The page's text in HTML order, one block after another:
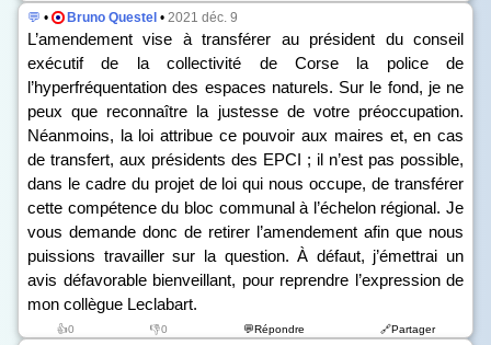
💬 • Bruno Questel • 2021 déc. 9
L’amendement vise à transférer au président du conseil
exécutif de la collectivité de Corse la police de
l’hyperfréquentation des espaces naturels. Sur le fond, je ne
peux que reconnaître la justesse de votre préoccupation.
Néanmoins, la loi attribue ce pouvoir aux maires et, en cas
de transfert, aux présidents des EPCI ; il n’est pas possible,
dans le cadre du projet de loi qui nous occupe, de transférer
cette compétence du bloc communal à l’échelon régional. Je
vous demande donc de retirer l’amendement afin que nous
puissions travailler sur la question. À défaut, j’émettrai un
avis défavorable bienveillant, pour reprendre l’expression de
mon collègue Leclabart.
👍0 👎0 💬Répondre 🔗Partager